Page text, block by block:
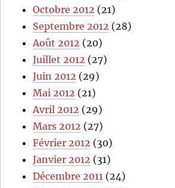
Octobre 2012 (21)
Septembre 2012 (28)
Août 2012 (20)
Juillet 2012 (27)
Juin 2012 (29)
Mai 2012 (21)
Avril 2012 (29)
Mars 2012 (27)
Février 2012 (30)
Janvier 2012 (31)
Décembre 2011 (24)